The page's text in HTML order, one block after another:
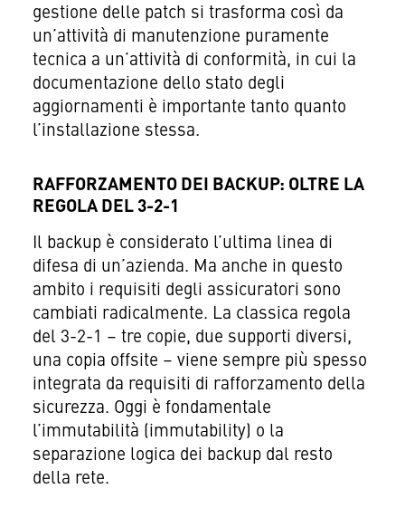
gestione delle patch si trasforma così da
un’attività di manutenzione puramente
tecnica a un’attività di conformità, in cui la
documentazione dello stato degli
aggiornamenti è importante tanto quanto
l’installazione stessa.
RAFFORZAMENTO DEI BACKUP: OLTRE LA
REGOLA DEL 3-2-1
Il backup è considerato l’ultima linea di
difesa di un’azienda. Ma anche in questo
ambito i requisiti degli assicuratori sono
cambiati radicalmente. La classica regola
del 3-2-1 – tre copie, due supporti diversi,
una copia offsite – viene sempre più spesso
integrata da requisiti di rafforzamento della
sicurezza. Oggi è fondamentale
l’immutabilità (immutability) o la
separazione logica dei backup dal resto
della rete.